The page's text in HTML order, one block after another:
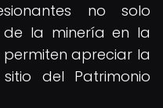
no solo
la minería en la
apreciar la
del Patrimonio